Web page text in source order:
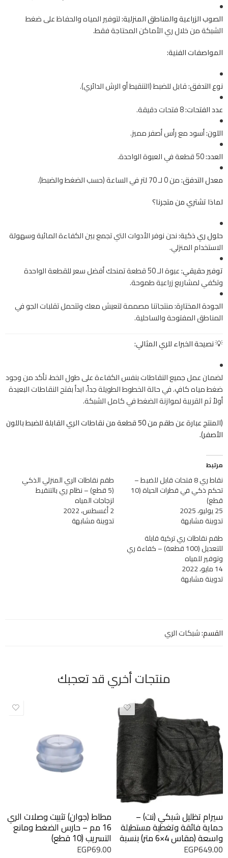
الصوب الزراعية والمناطق المنزلية:لتوفير المياه والحفاظ على ضغط
الشبكة من خلال ري الأماكن المحتاجة فقط.
المواصفات الفنية:
نوع التدفق:قابل للضبط (التنقيط أو الرش الدائري).
عدد الفتحات:
اللون:أسود مع رأس أصفر مميز.
العدد:
معدل التدفق:من 0 لـ 70 لتر في الساعة (حسب الضغط والضبط).
لماذا تشتري من متجرنا؟
حلول ري ذكية:نحن نوفر الأدوات التي تجمع بين الكفاءة المائية وسهولة
الاستخدام المنزلي.
توفير حقيقي:
عبوة الـ 50 قطعة تمنحك أفضل سعر للقطعة الواحدة
وتكفي لمشاريع زراعية طموحة.
الجودة المختارة:منتجاتنا مصممة لتعيش معك وتتحمل تقلبات الجو في
المناطق المفتوحة والساحلية.
💡 نصيحة الخبراء للري المثالي:
لضمان عمل جميع النقاطات بنفس الكفاءة على طول الخط، تأكد من وجود
ضغط مياه كافٍ. في حالة الخطوط الطويلة جداً، ابدأ بفتح النقاطات البعيدة
أولاً ثم القريبة لموازنة الضغط في كامل الشبكة.
(المنتج عبارة عن طقم من 50 قطعة من نقاطات الري القابلة للضبط باللون
الأصفر).
مرتبط
نقاط ري 8 فتحات قابل للضبط –
تحكم ذكي في قطرات الحياة (10
قطع)
25 يوليو، 2025
تدوينة مشابهة
طقم نقاطات الري المنزلي الذكي
(5 قطع) – نظام ري بالتنقيط
لزجاجات المياه
2 أغسطس، 2022
تدوينة مشابهة
طقم نقاطات ري تركية قابلة
للتعديل (100 قطعة) – كفاءة ري
وتوفير للمياه
14 مايو، 2022
تدوينة مشابهة
القسم:شبكات الري
منتجات أخري قد تعجبك
سيرام تظليل شبكي (نت) –
حماية فائقة وتغطية مستطيلة
واسعة (مقاس 4×6 متر) بنسبة
تظليل 63% EGP649.00
مطاط (جوان) تثبيت وصلات الري
16 مم – حارس الضغط ومانع
التسريب (10 قطع)
EGP69.00